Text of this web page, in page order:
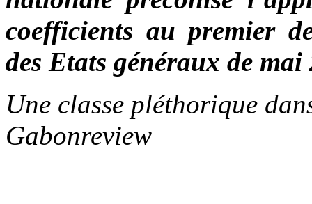
coefficients au premier
des Etats généraux de mai
Une classe pléthorique
Gabonreview